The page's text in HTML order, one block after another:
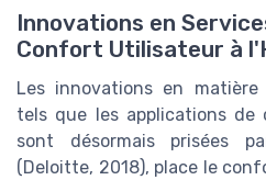
Innovations en
Confort Utilisateur à
Les innovations en matière
tels que les applications de
sont désormais prisées
(Deloitte, 2018), place le